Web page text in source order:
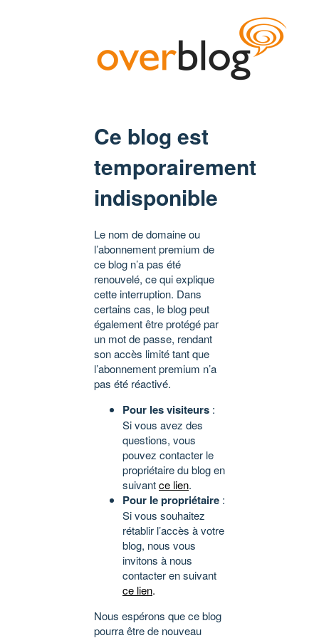
Ce blog est
temporairement
indisponible
Le nom de domaine ou
l’abonnement premium de
ce blog n’a pas été
renouvelé, ce qui explique
cette interruption. Dans
certains cas, le blog peut
également être protégé par
un mot de passe, rendant
son accès limité tant que
l’abonnement premium n’a
pas été réactivé.
Pour les visiteurs :
Si vous avez des
questions, vous
pouvez contacter le
propriétaire du blog en
suivantce lien.
Pour le propriétaire :
Si vous souhaitez
rétablir l’accès à votre
blog, nous vous
invitons à nous
contacter en suivant
ce lien.
Nous espérons que ce blog
pourra être de nouveau